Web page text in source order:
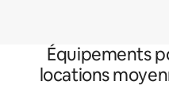
Équipements
locations